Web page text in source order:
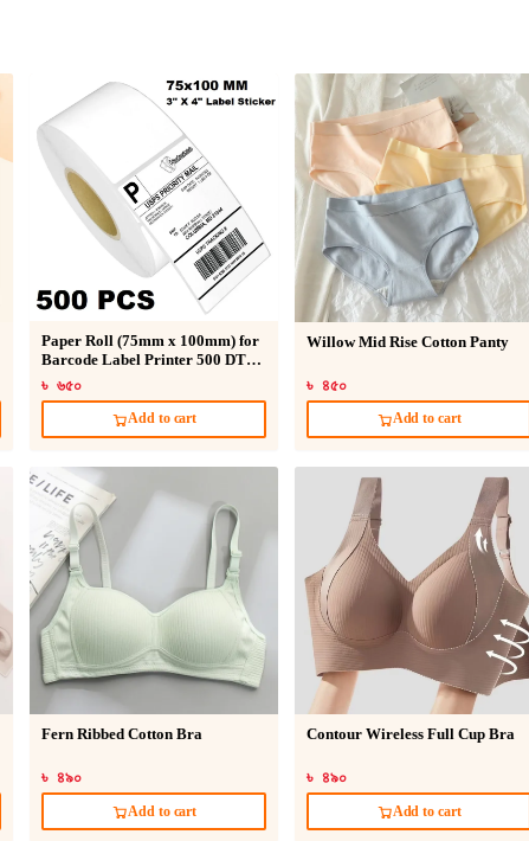
Paper Roll (75mm x 100mm) for
Barcode Label Printer 500 DT
Sticker
৳ ৬৫০
Add to cart
Willow Mid Rise Cotton Panty
৳ ৪৫০
Add to cart
Fern Ribbed Cotton Bra
৳ ৪৯০
Add to cart
Contour Wireless Full Cup Bra
৳ ৪৯০
Add to cart